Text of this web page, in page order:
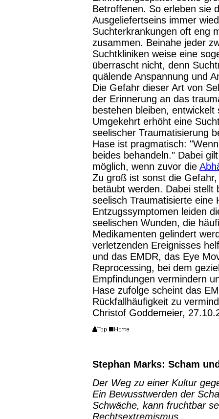
Betroffenen. So erleben sie
Ausgeliefertseins immer
Suchterkrankungen oft eng
zusammen. Beinahe jeder
Suchtkliniken weise eine
überrascht nicht, denn
quälende Anspannung und
Die Gefahr dieser Art von
der Erinnerung an das
bestehen bleiben,
Umgekehrt erhöht eine
seelischer Traumatisierung
Hase ist pragmatisch:
beides behandeln." Dabei
möglich, wenn zuvor die
Zu groß ist sonst die
betäubt werden. Dabei stellt
seelisch Traumatisierte eine
Entzugssymptomen leiden
seelischen Wunden, die
Medikamenten gelindert
verletzenden Ereignisses
und das EMDR, das Eye
Reprocessing, bei dem
Empfindungen vermindern
Hase zufolge scheint das
Rückfallhäufigkeit zu
Christof Goddemeier,
Stephan Marks: Scham
Der Weg zu einer Kultur
Ein Bewusstwerden der
Schwäche, kann fruchtbar
Rechtsextremismus